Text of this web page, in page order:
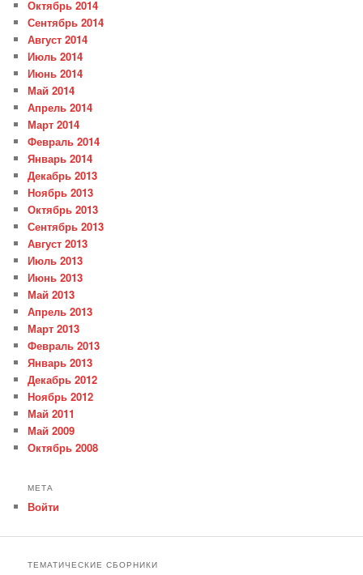
Октябрь 2014
Сентябрь 2014
Август 2014
Июль 2014
Июнь 2014
Май 2014
Апрель 2014
Март 2014
Февраль 2014
Январь 2014
Декабрь 2013
Ноябрь 2013
Октябрь 2013
Сентябрь 2013
Август 2013
Июль 2013
Июнь 2013
Май 2013
Апрель 2013
Март 2013
Февраль 2013
Январь 2013
Декабрь 2012
Ноябрь 2012
Май 2011
Май 2009
Октябрь 2008
МЕТА
Войти
ТЕМАТИЧЕСКИЕ СБОРНИКИ